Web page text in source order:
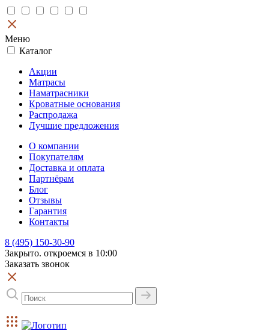
Меню
Каталог
Акции
Матрасы
Наматрасники
Кроватные основания
Распродажа
Лучшие предложения
О компании
Покупателям
Доставка и оплата
Партнёрам
Блог
Отзывы
Гарантия
Контакты
8 (495) 150-30-90
Закрыто. откроемся в 10:00
Заказать звонок